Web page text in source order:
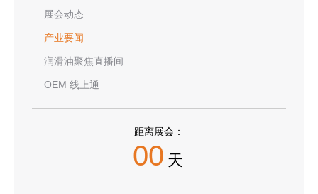
展会动态
产业要闻
润滑油聚焦直播间
OEM 线上通
距离展会：
00 天